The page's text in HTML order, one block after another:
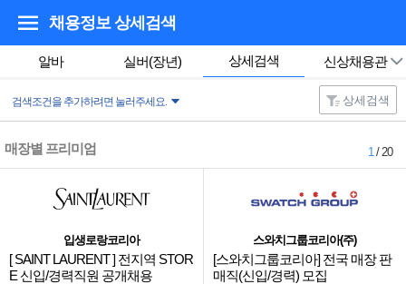
채용정보 상세검색
알바 실버(장년) 상세검색 신상채용관
검색조건을 추가하려면 눌러주세요. 상세검색
매장별 프리미엄 1/ 20
입생로랑코리아
[ SAINT LAURENT ] 전지역 STOR
E 신입/경력직원 공개채용
스와치그룹코리아(주)
[스와치그룹코리아] 전국 매장 판
매직(신입/경력) 모집